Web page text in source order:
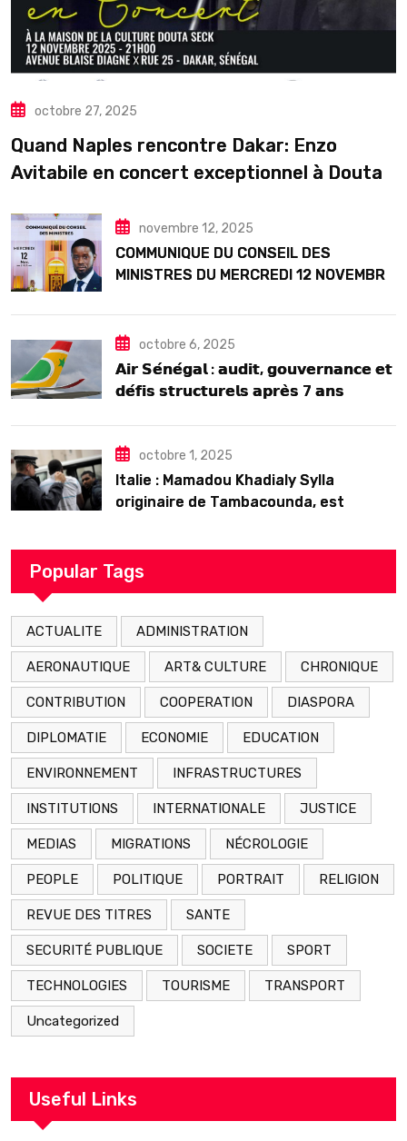
octobre 27, 2025
Quand Naples rencontre Dakar: Enzo
Avitabile en concert exceptionnel à Douta
novembre 12, 2025
COMMUNIQUE DU CONSEIL DES
MINISTRES DU MERCREDI 12 NOVEMBRE
octobre 6, 2025
𝗔𝗶𝗿 𝗦𝗲́𝗻𝗲́𝗴𝗮𝗹 : 𝗮𝘂𝗱𝗶𝘁, 𝗴𝗼𝘂𝘃𝗲𝗿𝗻𝗮𝗻𝗰𝗲 𝗲𝘁
𝗱𝗲́𝗳𝗶𝘀 𝘀𝘁𝗿𝘂𝗰𝘁𝘂𝗿𝗲𝗹𝘀 𝗮𝗽𝗿𝗲̀𝘀 7 𝗮𝗻𝘀
octobre 1, 2025
Italie : Mamadou Khadialy Sylla
originaire de Tambacounda, est
arrestation
Popular Tags
ACTUALITE ADMINISTRATION
AERONAUTIQUE ART& CULTURE CHRONIQUE
CONTRIBUTION COOPERATION DIASPORA
DIPLOMATIE ECONOMIE EDUCATION
ENVIRONNEMENT INFRASTRUCTURES
INSTITUTIONS INTERNATIONALE JUSTICE
MEDIAS MIGRATIONS NÉCROLOGIE
PEOPLE POLITIQUE PORTRAIT RELIGION
REVUE DES TITRES SANTE
SECURITÉ PUBLIQUE SOCIETE SPORT
TECHNOLOGIES TOURISME TRANSPORT
Uncategorized
Useful Links